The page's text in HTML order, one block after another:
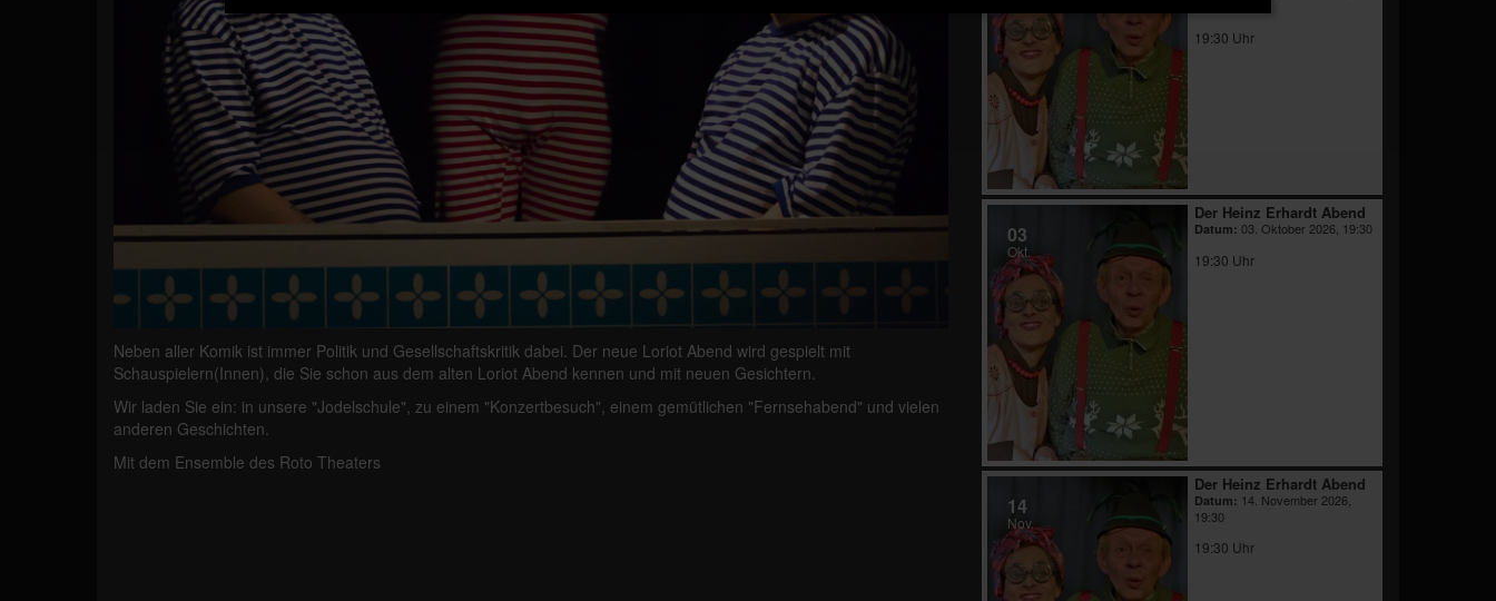
Neben aller Komik ist immer Politik und Gesellschaftskritik dabei. Der neue Loriot Abend wird gespielt mit
Schauspielern(Innen), die Sie schon aus dem alten Loriot Abend kennen und mit neuen Gesichtern.
Wir laden Sie ein: in unsere "Jodelschule", zu einem "Konzertbesuch", einem gemütlichen "Fernsehabend" und vielen
anderen Geschichten.
Mit dem Ensemble des Roto Theaters
19:30 Uhr
03
Okt.
Der Heinz Erhardt Abend
Datum: 03. Oktober 2026, 19:30
19:30 Uhr
14
Nov.
Der Heinz Erhardt Abend
Datum: 14. November 2026,
19:30
19:30 Uhr